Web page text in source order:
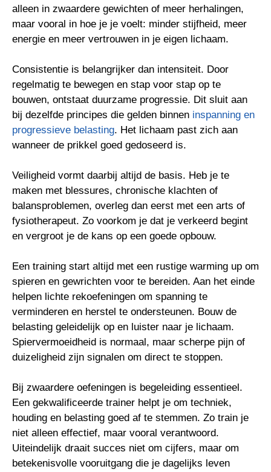
alleen in zwaardere gewichten of meer herhalingen,
maar vooral in hoe je je voelt: minder stijfheid, meer
energie en meer vertrouwen in je eigen lichaam.
Consistentie is belangrijker dan intensiteit. Door
regelmatig te bewegen en stap voor stap op te
bouwen, ontstaat duurzame progressie. Dit sluit aan
bij dezelfde principes die gelden binnen inspanning en
progressieve belasting. Het lichaam past zich aan
wanneer de prikkel goed gedoseerd is.
Veiligheid vormt daarbij altijd de basis. Heb je te
maken met blessures, chronische klachten of
balansproblemen, overleg dan eerst met een arts of
fysiotherapeut. Zo voorkom je dat je verkeerd begint
en vergroot je de kans op een goede opbouw.
Een training start altijd met een rustige warming up om
spieren en gewrichten voor te bereiden. Aan het einde
helpen lichte rekoefeningen om spanning te
verminderen en herstel te ondersteunen. Bouw de
belasting geleidelijk op en luister naar je lichaam.
Spiervermoeidheid is normaal, maar scherpe pijn of
duizeligheid zijn signalen om direct te stoppen.
Bij zwaardere oefeningen is begeleiding essentieel.
Een gekwalificeerde trainer helpt je om techniek,
houding en belasting goed af te stemmen. Zo train je
niet alleen effectief, maar vooral verantwoord.
Uiteindelijk draait succes niet om cijfers, maar om
betekenisvolle vooruitgang die je dagelijks leven